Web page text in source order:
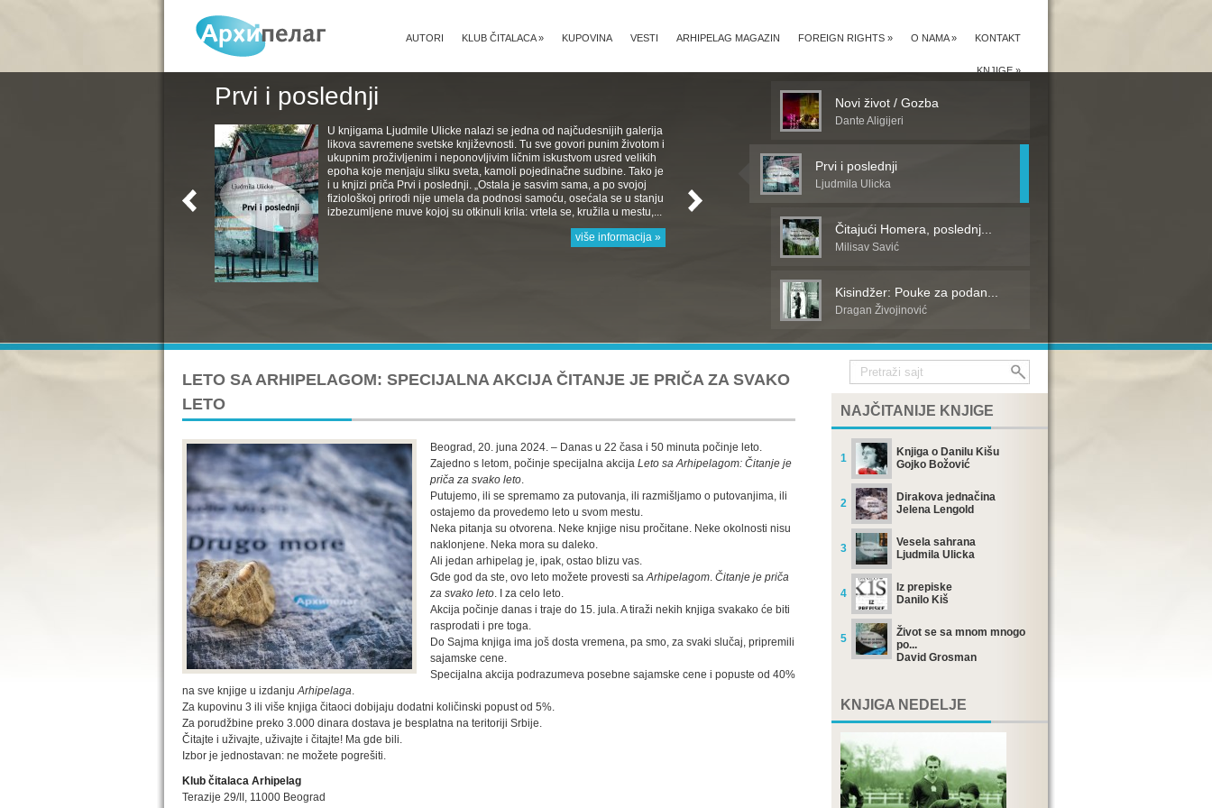
KONTAKT
O NAMA»
FOREIGN RIGHTS »
ARHIPELAG MAGAZIN
VESTI
KUPOVINA
KLUB ČITALACA»
AUTORI
KNJIGE»
Prvi i poslednji
U knjigama Ljudmile Ulicke nalazi se jedna od najčudesnijih galerija
likova savremene svetske književnosti. Tu sve govori punim životom i
ukupnim proživljenim i neponovljivim ličnim iskustvom usred velikih
epoha koje menjaju sliku sveta, kamoli pojedinačne sudbine. Tako je
i u knjizi priča Prvi i poslednji. „Ostala je sasvim sama, a po svojoj
fiziološkoj prirodi nije umela da podnosi samoću, osećala se u stanju
izbezumljene muve kojoj su otkinuli krila: vrtela se, kružila u mestu,...
više informacija »
Novi život / Gozba
Dante Aligijeri
Prvi i poslednji
Ljudmila Ulicka
Čitajući Homera, poslednj...
Milisav Savić
Kisindžer: Pouke za podan...
Dragan Živojinović
LETO SA ARHIPELAGOM: SPECIJALNA AKCIJA ČITANJE JE PRIČA ZA SVAKO
LETO
Beograd, 20. juna 2024. – Danas u 22 časa i 50 minuta počinje leto.
Zajedno s letom, počinje specijalna akcija Leto sa Arhipelagom: Čitanje je
priča za svako leto.
Putujemo, ili se spremamo za putovanja, ili razmišljamo o putovanjima, ili
ostajemo da provedemo leto u svom mestu.
Neka pitanja su otvorena. Neke knjige nisu pročitane. Neke okolnosti nisu
naklonjene. Neka mora su daleko.
Ali jedan arhipelag je, ipak, ostao blizu vas.
Gde god da ste, ovo leto možete provesti saArhipelagom. Čitanje je priča
za svako leto. I za celo leto.
Akcija počinje danas i traje do 15. jula. A tiraži nekih knjiga svakako će biti
rasprodati i pre toga.
Do Sajma knjiga ima još dosta vremena, pa smo, za svaki slučaj, pripremili
sajamske cene.
Specijalna akcija podrazumeva posebne sajamske cene i popuste od 40%
na sve knjige u izdanjuArhipelaga.
Za kupovinu 3 ili više knjiga čitaoci dobijaju dodatni količinski popust od 5%.
Za porudžbine preko 3.000 dinara dostava je besplatna na teritoriji Srbije.
Čitajte i uživajte, uživajte i čitajte! Ma gde bili.
Izbor je jednostavan: ne možete pogrešiti.
Klub čitalaca Arhipelag
Terazije 29/II, 11000 Beograd
NAJČITANIJE KNJIGE
1
Knjiga o Danilu Kišu
Gojko Božović
2
Dirakova jednačina
Jelena Lengold
3
Vesela sahrana
Ljudmila Ulicka
4
Iz prepiske
Danilo Kiš
5
Život se sa mnom mnogo
po...
David Grosman
KNJIGA NEDELJE